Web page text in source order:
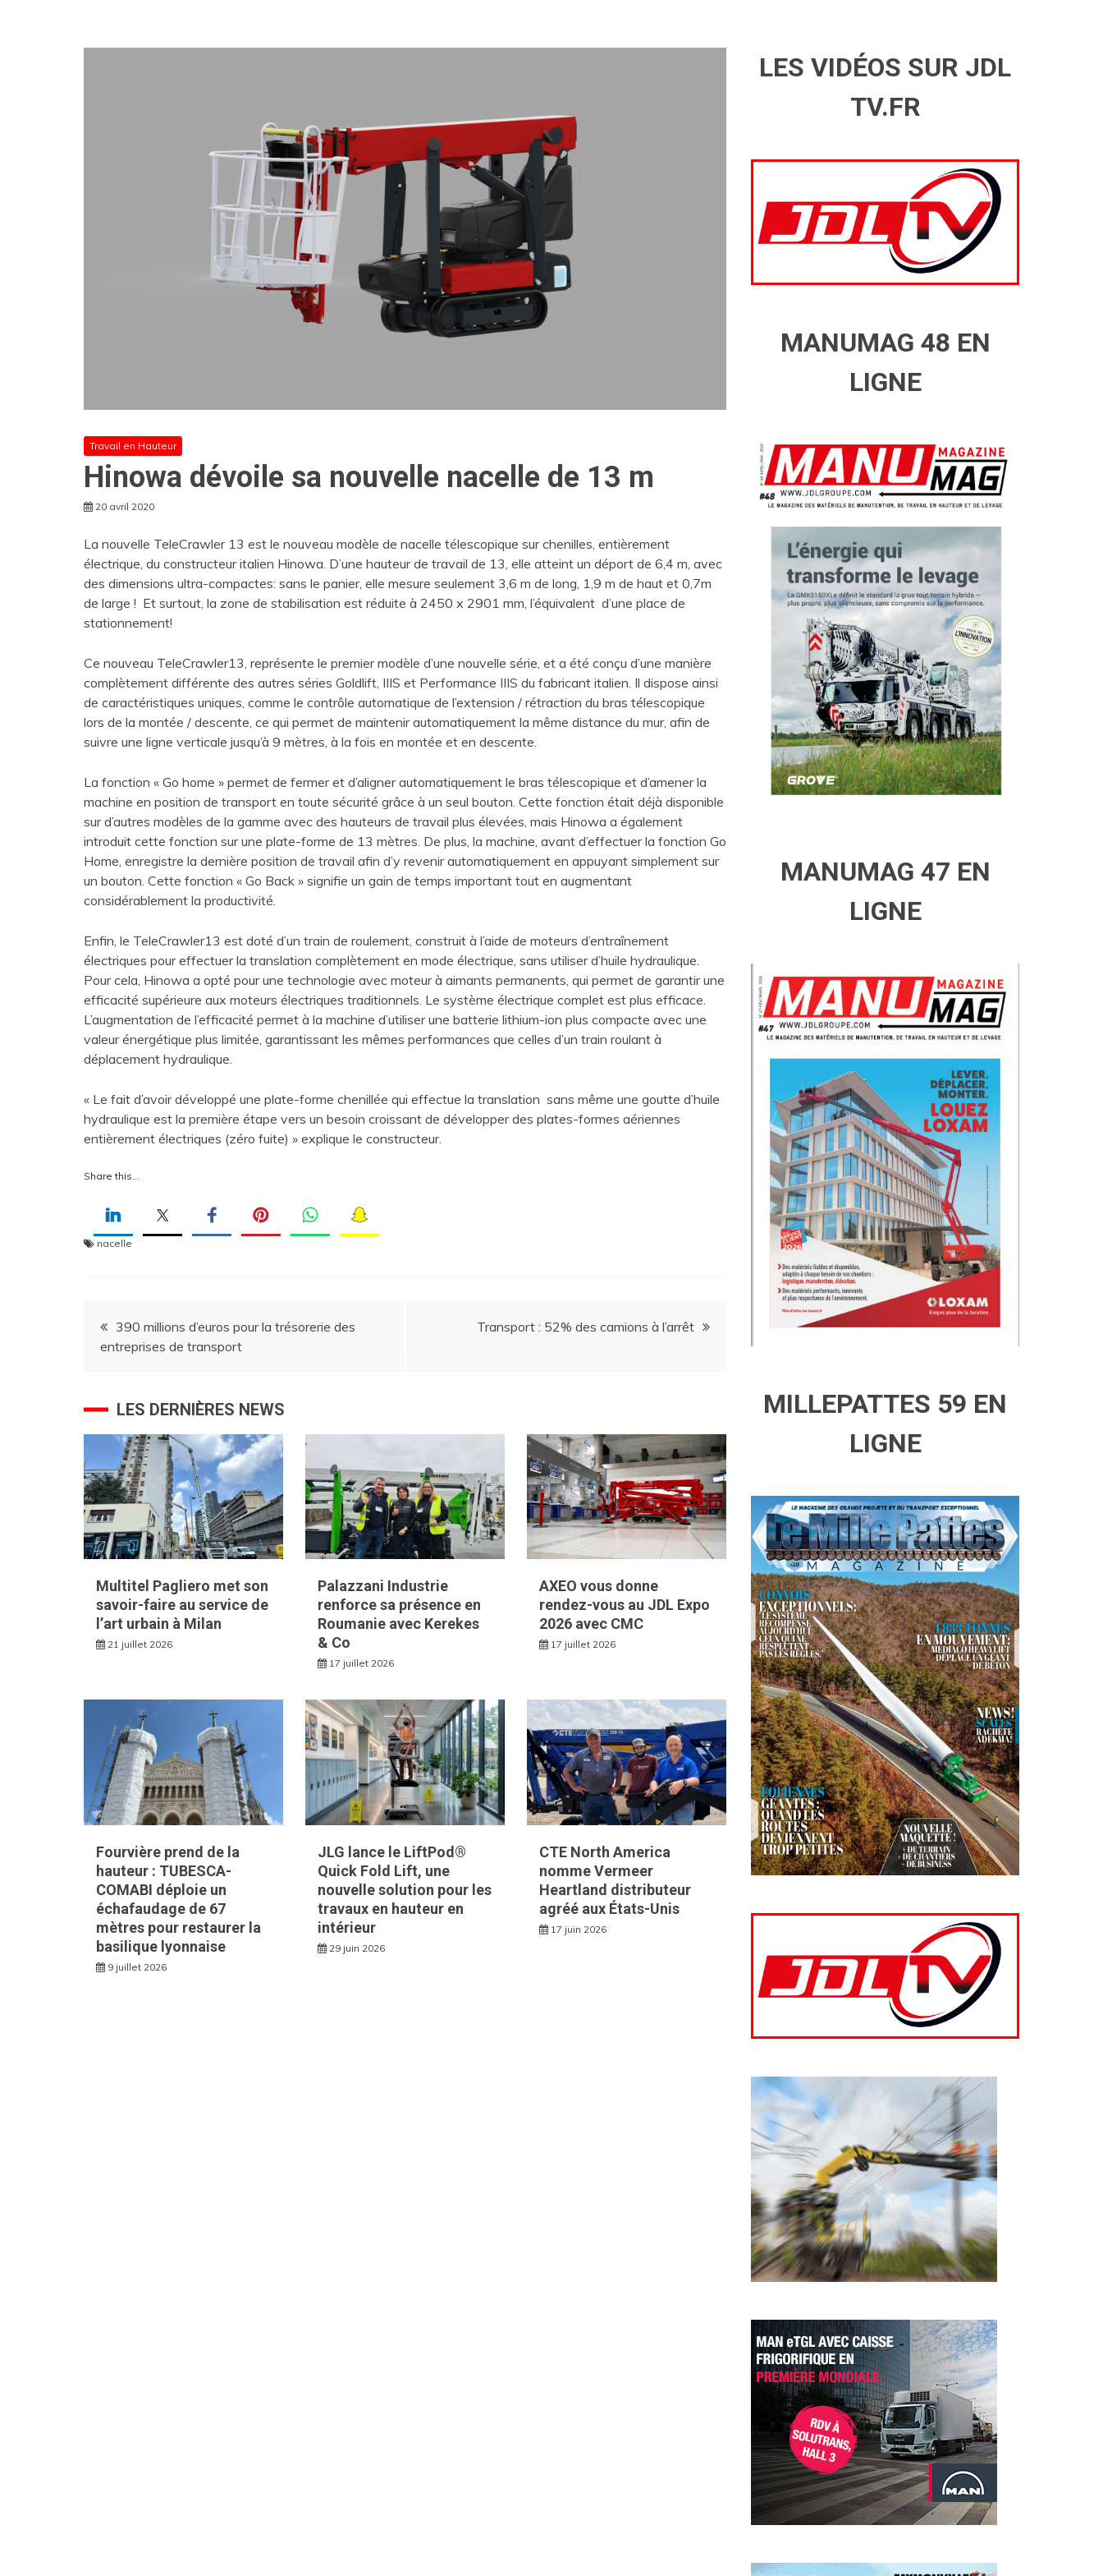
Travail en Hauteur
Hinowa dévoile sa nouvelle nacelle de 13 m
20 avril 2020
La nouvelle TeleCrawler 13 est le nouveau modèle de nacelle télescopique sur chenilles, entièrement
électrique, du constructeur italien Hinowa. D’une hauteur de travail de 13, elle atteint un déport de 6,4 m, avec
des dimensions ultra-compactes: sans le panier, elle mesure seulement 3,6 m de long, 1,9 m de haut et 0,7m
de large ! Et surtout, la zone de stabilisation est réduite à 2450 x 2901 mm, l’équivalent d’une place de
stationnement!
Ce nouveau TeleCrawler13, représente le premier modèle d’une nouvelle série, et a été conçu d’une manière
complètement différente des autres séries Goldlift, IIIS et Performance IIIS du fabricant italien. Il dispose ainsi
de caractéristiques uniques, comme le contrôle automatique de l’extension / rétraction du bras télescopique
lors de la montée / descente, ce qui permet de maintenir automatiquement la même distance du mur, afin de
suivre une ligne verticale jusqu’à 9 mètres, à la fois en montée et en descente.
La fonction « Go home » permet de fermer et d’aligner automatiquement le bras télescopique et d’amener la
machine en position de transport en toute sécurité grâce à un seul bouton. Cette fonction était déjà disponible
sur d’autres modèles de la gamme avec des hauteurs de travail plus élevées, mais Hinowa a également
introduit cette fonction sur une plate-forme de 13 mètres. De plus, la machine, avant d’effectuer la fonction Go
Home, enregistre la dernière position de travail afin d’y revenir automatiquement en appuyant simplement sur
un bouton. Cette fonction « Go Back » signifie un gain de temps important tout en augmentant
considérablement la productivité.
Enfin, le TeleCrawler13 est doté d’un train de roulement, construit à l’aide de moteurs d’entraînement
électriques pour effectuer la translation complètement en mode électrique, sans utiliser d’huile hydraulique.
Pour cela, Hinowa a opté pour une technologie avec moteur à aimants permanents, qui permet de garantir une
efficacité supérieure aux moteurs électriques traditionnels. Le système électrique complet est plus efficace.
L’augmentation de l’efficacité permet à la machine d’utiliser une batterie lithium-ion plus compacte avec une
valeur énergétique plus limitée, garantissant les mêmes performances que celles d’un train roulant à
déplacement hydraulique.
« Le fait d’avoir développé une plate-forme chenillée qui effectue la translation sans même une goutte d’huile
hydraulique est la première étape vers un besoin croissant de développer des plates-formes aériennes
entièrement électriques (zéro fuite) » explique le constructeur.
Share this…
nacelle
Navigation
de
l’article
390 millions d’euros pour la trésorerie des
entreprises de transport
Transport : 52% des camions à l’arrêt
LES DERNIÈRES NEWS
Multitel Pagliero met son
savoir-faire au service de
l’art urbain à Milan
21 juillet 2026
Palazzani Industrie
renforce sa présence en
Roumanie avec Kerekes
& Co
17 juillet 2026
AXEO vous donne
rendez-vous au JDL Expo
2026 avec CMC
17 juillet 2026
Fourvière prend de la
hauteur : TUBESCA-
COMABI déploie un
échafaudage de 67
mètres pour restaurer la
basilique lyonnaise
9 juillet 2026
JLG lance le LiftPod®
Quick Fold Lift, une
nouvelle solution pour les
travaux en hauteur en
intérieur
29 juin 2026
CTE North America
nomme Vermeer
Heartland distributeur
agréé aux États-Unis
17 juin 2026
LES VIDÉOS SUR JDL
TV.FR
MANUMAG 48 EN
LIGNE
MANUMAG 47 EN
LIGNE
MILLEPATTES 59 EN
LIGNE